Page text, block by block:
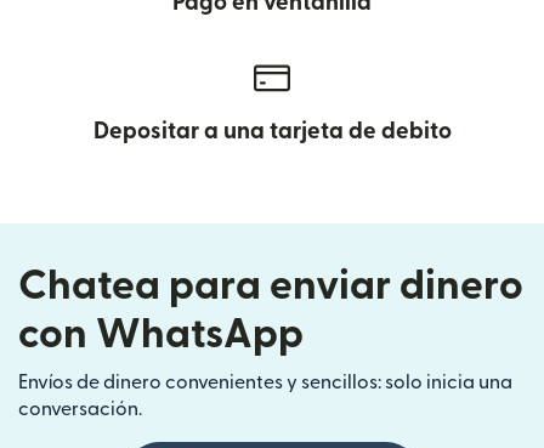
Depositar a una tarjeta de debito
Chatea para enviar dinero
con WhatsApp
Envíos de dinero convenientes y sencillos: solo inicia una
conversación.